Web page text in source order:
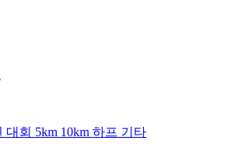
대회 5km 10km 하프 기타